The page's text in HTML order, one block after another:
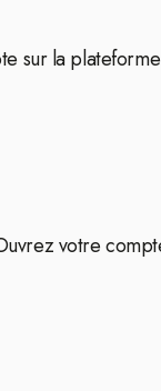
sur la
votre